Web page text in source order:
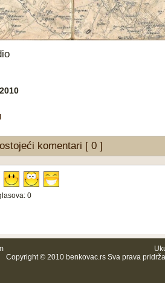
komentari [ 0 ]
0
Copyright © 2010 benkovac.rs Sva prava